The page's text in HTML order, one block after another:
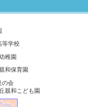
等学校
稚園
和保育園
の会
親和こども園